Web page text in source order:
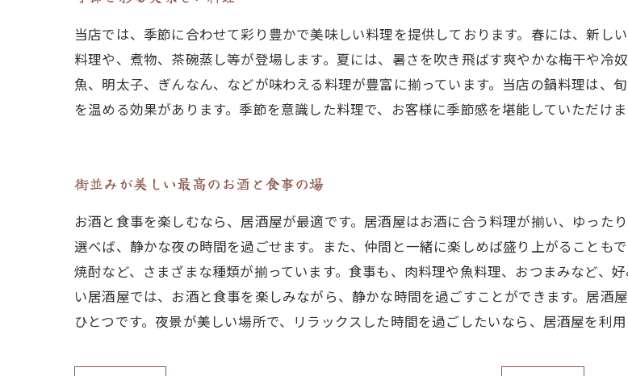
当店では、季節に合わせて彩り豊かで美味しい料理を提供しております。春には、新し
料理や、煮物、茶碗蒸し等が登場します。夏には、暑さを吹き飛ばす爽やかな梅干や冷
魚、明太子、ぎんなん、などが味わえる料理が豊富に揃っています。当店の鍋料理は、
を温める効果があります。季節を意識した料理で、お客様に季節感を堪能していただけ
街並みが美しい最高のお酒と食事の場
お酒と食事を楽しむなら、居酒屋が最適です。居酒屋はお酒に合う料理が揃い、ゆった
選べば、静かな夜の時間を過ごせます。また、仲間と一緒に楽しめば盛り上がることも
焼酎など、さまざまな種類が揃っています。食事も、肉料理や魚料理、おつまみなど、
い居酒屋では、お酒と食事を楽しみながら、静かな時間を過ごすことができます。居酒
ひとつです。夜景が美しい場所で、リラックスした時間を過ごしたいなら、居酒屋を利用